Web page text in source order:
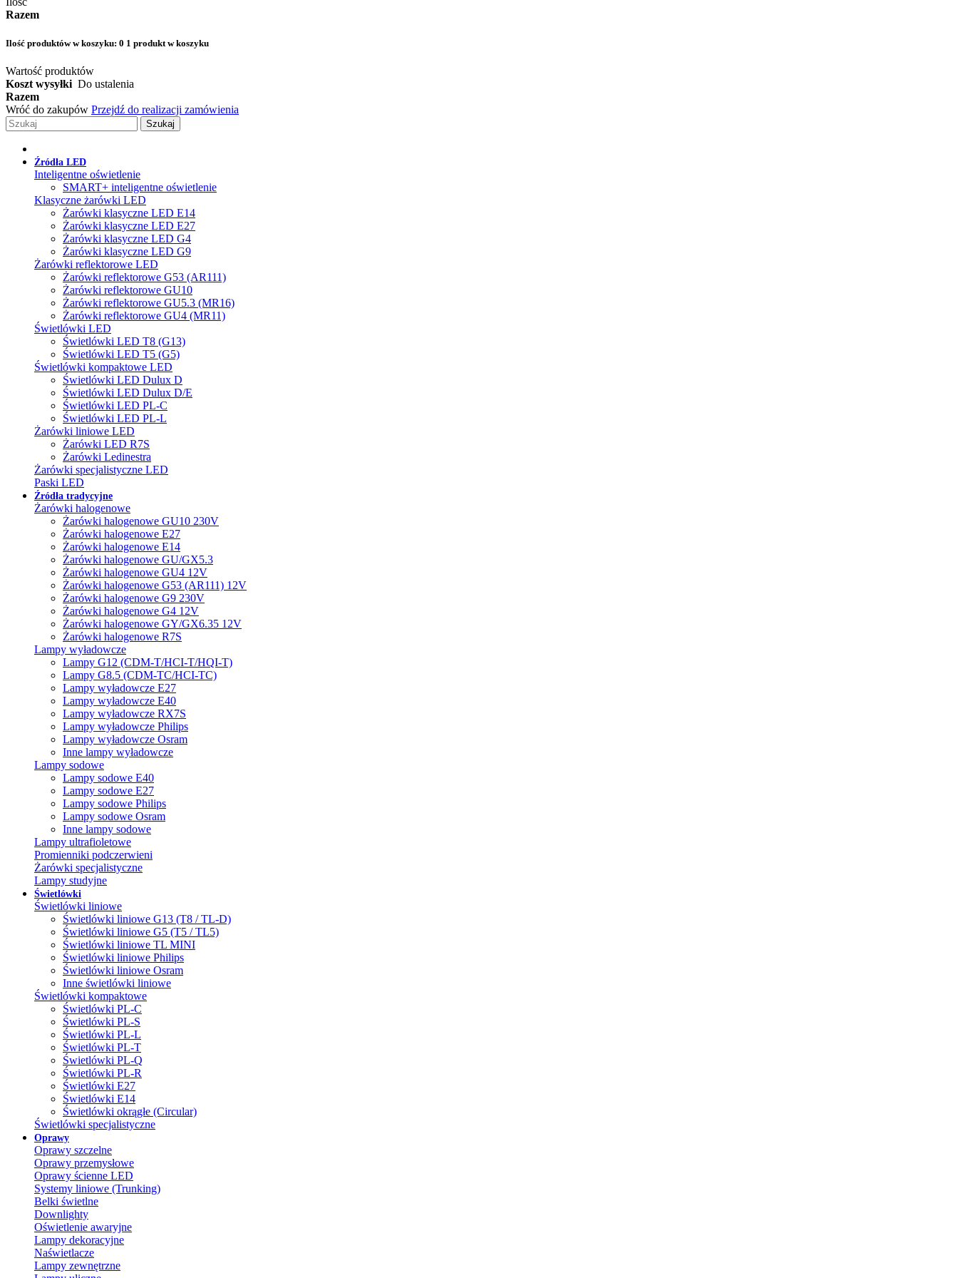
Razem
Ilość produktów w koszyku: 0 1 produkt w koszyku
Wartość produktów
Koszt wysyłki Do ustalenia
Razem
Wróć do zakupów Przejdź do realizacji zamówienia
Szukaj
Źródła LED
Inteligentne oświetlenie
SMART+ inteligentne oświetlenie
Klasyczne żarówki LED
Żarówki klasyczne LED E14
Żarówki klasyczne LED E27
Żarówki klasyczne LED G4
Żarówki klasyczne LED G9
Żarówki reflektorowe LED
Żarówki reflektorowe G53 (AR111)
Żarówki reflektorowe GU10
Żarówki reflektorowe GU5.3 (MR16)
Żarówki reflektorowe GU4 (MR11)
Świetlówki LED
Świetlówki LED T8 (G13)
Świetlówki LED T5 (G5)
Świetlówki kompaktowe LED
Świetlówki LED Dulux D
Świetlówki LED Dulux D/E
Świetlówki LED PL-C
Świetlówki LED PL-L
Żarówki liniowe LED
Żarówki LED R7S
Żarówki Ledinestra
Żarówki specjalistyczne LED
Paski LED
Źródła tradycyjne
Żarówki halogenowe
Żarówki halogenowe GU10 230V
Żarówki halogenowe E27
Żarówki halogenowe E14
Żarówki halogenowe GU/GX5.3
Żarówki halogenowe GU4 12V
Żarówki halogenowe G53 (AR111) 12V
Żarówki halogenowe G9 230V
Żarówki halogenowe G4 12V
Żarówki halogenowe GY/GX6.35 12V
Żarówki halogenowe R7S
Lampy wyładowcze
Lampy G12 (CDM-T/HCI-T/HQI-T)
Lampy G8.5 (CDM-TC/HCI-TC)
Lampy wyładowcze E27
Lampy wyładowcze E40
Lampy wyładowcze RX7S
Lampy wyładowcze Philips
Lampy wyładowcze Osram
Inne lampy wyładowcze
Lampy sodowe
Lampy sodowe E40
Lampy sodowe E27
Lampy sodowe Philips
Lampy sodowe Osram
Inne lampy sodowe
Lampy ultrafioletowe
Promienniki podczerwieni
Żarówki specjalistyczne
Lampy studyjne
Świetlówki
Świetlówki liniowe
Świetlówki liniowe G13 (T8 / TL-D)
Świetlówki liniowe G5 (T5 / TL5)
Świetlówki liniowe TL MINI
Świetlówki liniowe Philips
Świetlówki liniowe Osram
Inne świetlówki liniowe
Świetlówki kompaktowe
Świetlówki PL-C
Świetlówki PL-S
Świetlówki PL-L
Świetlówki PL-T
Świetlówki PL-Q
Świetlówki PL-R
Świetlówki E27
Świetlówki E14
Świetlówki okrągłe (Circular)
Świetlówki specjalistyczne
Oprawy
Oprawy szczelne
Oprawy przemysłowe
Oprawy ścienne LED
Systemy liniowe (Trunking)
Belki świetlne
Downlighty
Oświetlenie awaryjne
Lampy dekoracyjne
Naświetlacze
Lampy zewnętrzne